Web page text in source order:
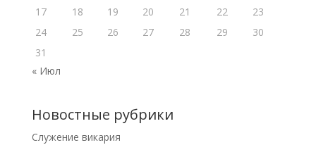
17
18 19 20 21 22
23
24
25 26 27 28 29
30
31
« Июл
Новостные рубрики
Cлужение викария